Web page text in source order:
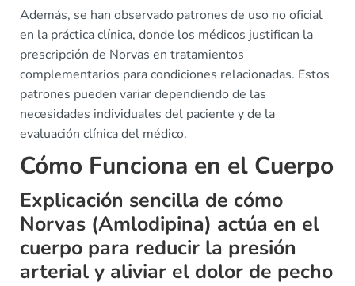
Además, se han observado patrones de uso no oficial
en la práctica clínica, donde los médicos justifican la
prescripción de Norvas en tratamientos
complementarios para condiciones relacionadas. Estos
patrones pueden variar dependiendo de las
necesidades individuales del paciente y de la
evaluación clínica del médico.
Cómo Funciona en el Cuerpo
Explicación sencilla de cómo
Norvas (Amlodipina) actúa en el
cuerpo para reducir la presión
arterial y aliviar el dolor de pecho